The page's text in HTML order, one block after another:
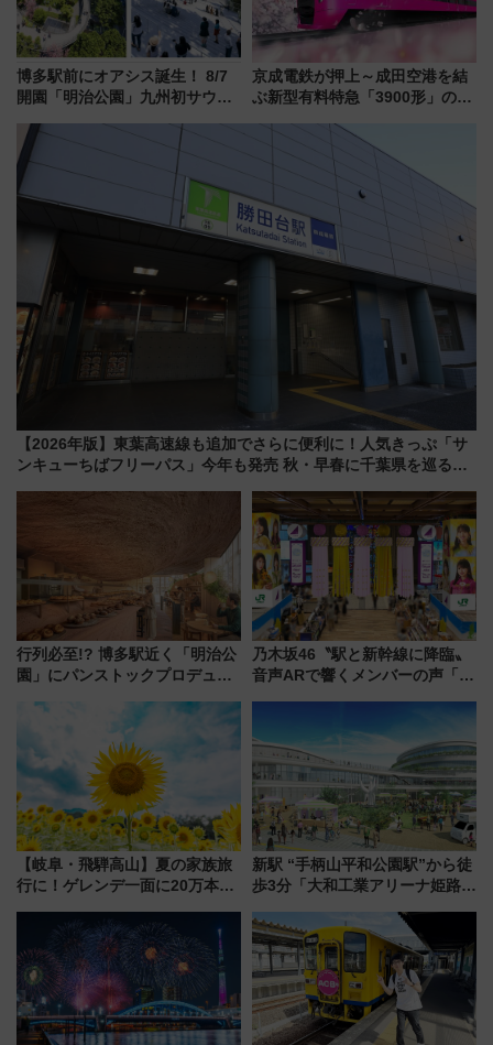
博多駅前にオアシス誕生！ 8/7
開園「明治公園」九州初サウナ
品グルメ登場で駅前の過ごし方
はどう変わる？
京成電鉄が押上～成田空港を結
ぶ新型有料特急「3900形」のコ
【2026年版】東葉高速線も追加でさらに便利に！人気きっぷ「サ
ンキューちばフリーパス」今年も発売 秋・早春に千葉県を巡るな
行列必至!? 博多駅近く「明治公
園」にパンストックプロデュー
オープン 秋からはビストロ営業
乃木坂46〝駅と新幹線に降臨〟
音声ARで響くメンバーの声「真
【岐阜・飛騨高山】夏の家族旅
行に！ゲレンデ一面に20万本の
アひまわり園」開園
新駅 “手柄山平和公園駅”から徒
歩3分「大和工業アリーナ姫路」
大相撲巡業など 豪華イベントと
アクセス